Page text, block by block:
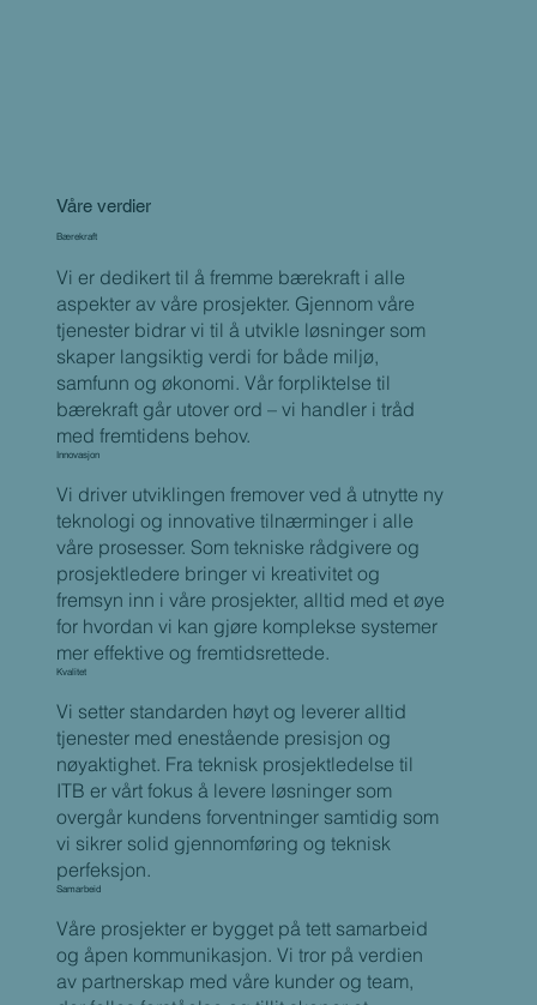
Våre verdier
Bærekraft
Vi er dedikert til å fremme bærekraft i alle
aspekter av våre prosjekter. Gjennom våre
tjenester bidrar vi til å utvikle løsninger som
skaper langsiktig verdi for både miljø,
samfunn og økonomi. Vår forpliktelse til
bærekraft går utover ord – vi handler i tråd
med fremtidens behov.
Innovasjon
Vi driver utviklingen fremover ved å utnytte ny
teknologi og innovative tilnærminger i alle
våre prosesser. Som tekniske rådgivere og
prosjektledere bringer vi kreativitet og
fremsyn inn i våre prosjekter, alltid med et øye
for hvordan vi kan gjøre komplekse systemer
mer effektive og fremtidsrettede.
Kvalitet
Vi setter standarden høyt og leverer alltid
tjenester med enestående presisjon og
nøyaktighet. Fra teknisk prosjektledelse til
ITB er vårt fokus å levere løsninger som
overgår kundens forventninger samtidig som
vi sikrer solid gjennomføring og teknisk
perfeksjon.
Samarbeid
Våre prosjekter er bygget på tett samarbeid
og åpen kommunikasjon. Vi tror på verdien
av partnerskap med våre kunder og team,